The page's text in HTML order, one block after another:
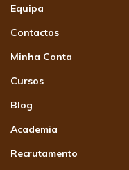
Equipa
Contactos
Minha Conta
Cursos
Blog
Academia
Recrutamento